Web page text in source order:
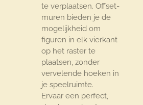
te verplaatsen. Offset-
muren bieden je de
mogelijkheid om
figuren in elk vierkant
op het raster te
plaatsen, zonder
vervelende hoeken in
je speelruimte.
Ervaar een perfect,